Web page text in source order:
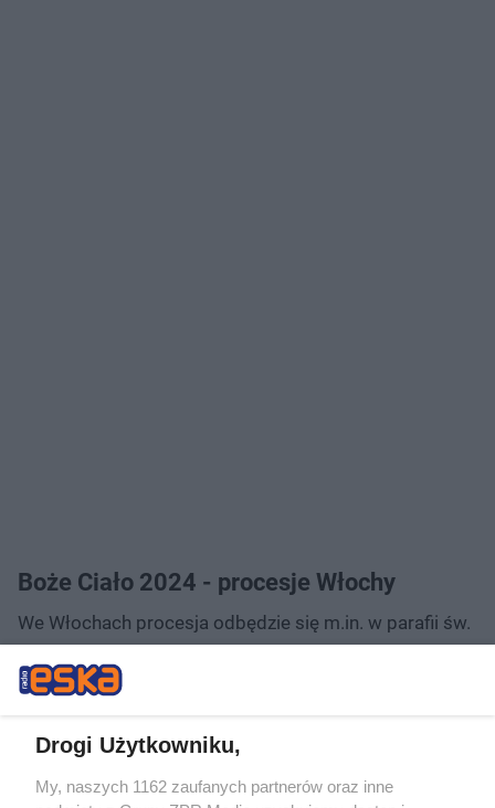
Boże Ciało 2024 - procesje Włochy
We Włochach procesja odbędzie się m.in. w parafii św.
godz. 11.30-13 ulicami: Sabały, Strubiczów, 1 Sierpnia,
mogą zostać skierowane na trasy objazdowe.
Drogi Użytkowniku,
My, naszych 1162 zaufanych partnerów oraz inne